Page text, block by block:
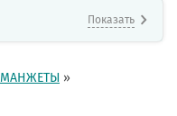
Показать
МАНЖЕТЫ »